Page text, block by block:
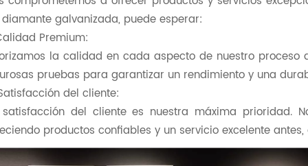
galvanizada, puede esperar:
Premium:
la calidad en cada aspecto de nuestro
pruebas para garantizar un rendimiento y una
del cliente:
satisfacción del cliente es nuestra máxima prioridad.
productos confiables y un servicio excelente